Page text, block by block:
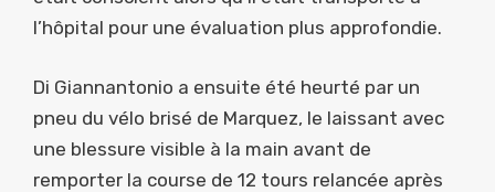
l’hôpital pour une évaluation plus approfondie.
Di Giannantonio a ensuite été heurté par un
pneu du vélo brisé de Marquez, le laissant avec
une blessure visible à la main avant de
remporter la course de 12 tours relancée après